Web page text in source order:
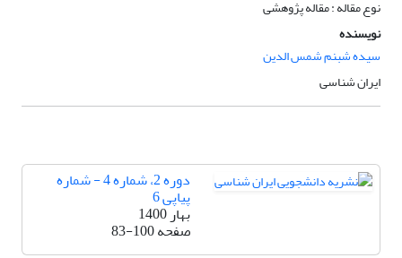
نوع مقاله : مقاله پژوهشی
نویسنده
سیده شبنم شمس الدین
ایران شناسی
دوره 2، شماره 4 - شماره
پیاپی 6
بهار 1400
صفحه83-100